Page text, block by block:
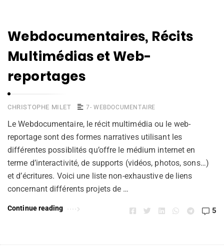
Webdocumentaires, Récits
Multimédias et Web-
reportages
CHRISTOPHE MILET 7- WEBDOCUMENTAIRE
Le Webdocumentaire, le récit multimédia ou le web-
reportage sont des formes narratives utilisant les
différentes possiblités qu’offre le médium internet en
terme d’interactivité, de supports (vidéos, photos, sons…)
et d’écritures. Voici une liste non-exhaustive de liens
concernant différents projets de …
Continue reading 5